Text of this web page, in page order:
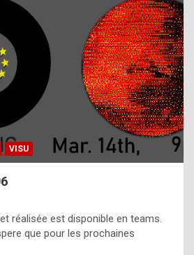
h
a
t
t
VISU
réalisée est disponible en teams.
que pour les prochaines